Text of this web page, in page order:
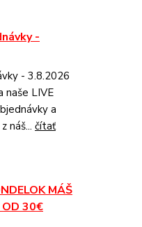
-
- 3.8.2026
naše LIVE
a
náš... čítať
MÁŠ
OD 30€